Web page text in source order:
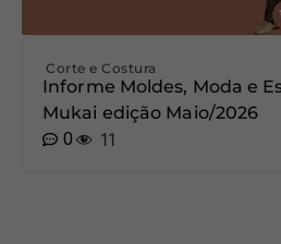
Corte e Costura
Informe Moldes, Moda e
Mukai edição Maio/2026
0
11